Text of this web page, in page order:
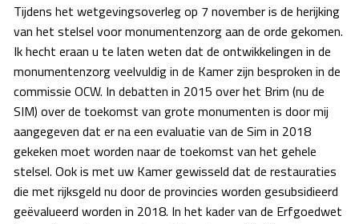
Tijdens het wetgevingsoverleg op 7 november is de herijking
van het stelsel voor monumentenzorg aan de orde gekomen.
Ik hecht eraan u te laten weten dat de ontwikkelingen in de
monumentenzorg veelvuldig in de Kamer zijn besproken in de
commissie OCW. In debatten in 2015 over het Brim (nu de
SIM) over de toekomst van grote monumenten is door mij
aangegeven dat er na een evaluatie van de Sim in 2018
gekeken moet worden naar de toekomst van het gehele
stelsel. Ook is met uw Kamer gewisseld dat de restauraties
die met rijksgeld nu door de provincies worden gesubsidieerd
geëvalueerd worden in 2018. In het kader van de Erfgoedwet